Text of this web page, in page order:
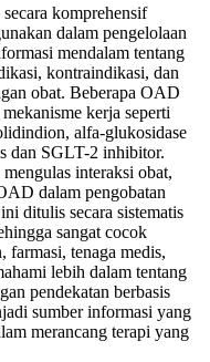
komprehensif
dalam pengelolaan
mendalam tentang
kontraindikasi, dan
obat. Beberapa OAD
kerja seperti
alfa-glukosidase
dan SGLT-2 inhibitor.
interaksi obat,
dalam pengobatan
ditulis secara sistematis
sangat cocok
farmasi, tenaga medis,
lebih dalam tentang
pendekatan berbasis
sumber informasi yang
merancang terapi yang